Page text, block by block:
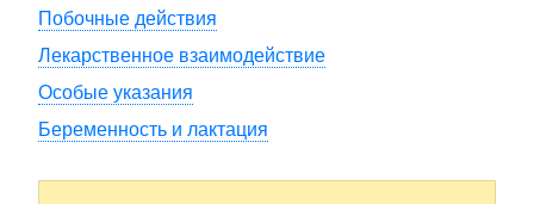
Побочные действия
Лекарственное взаимодействие
Особые указания
Беременность и лактация